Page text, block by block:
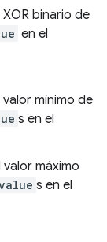
XOR binario de
en el
valor mínimo de
s en el
valor máximo
s en el